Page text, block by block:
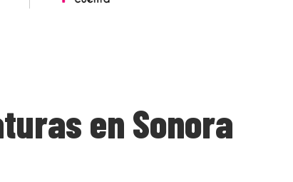
en Sonora